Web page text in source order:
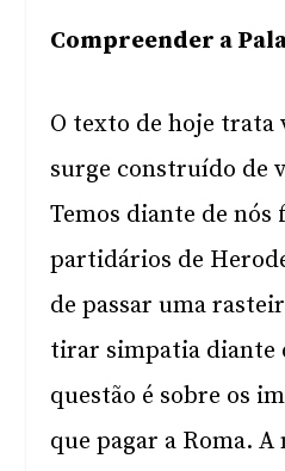
Compreender a
O texto de hoje trata
surge construído de
Temos diante de nós
partidários de
de passar uma
tirar simpatia diante
questão é sobre os
que pagar a Roma.